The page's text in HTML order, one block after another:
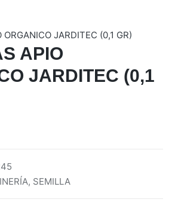
APIO
JARDITEC (0,1
, SEMILLA